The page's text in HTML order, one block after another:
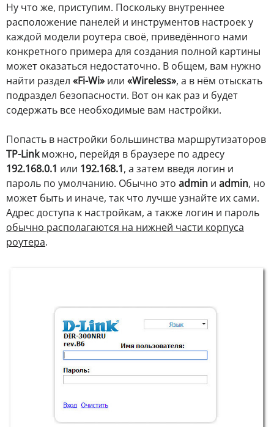
Ну что же, приступим. Поскольку внутреннее
расположение панелей и инструментов настроек у
каждой модели роутера своё, приведённого нами
конкретного примера для создания полной картины
может оказаться недостаточно. В общем, вам нужно
найти раздел «Fi-Wi» или «Wireless», а в нём отыскать
подраздел безопасности. Вот он как раз и будет
содержать все необходимые вам настройки.
Попасть в настройки большинства маршрутизаторов
TP-Linkможно, перейдя в браузере по адресу
192.168.0.1 или 192.168.1, а затем введя логин и
пароль по умолчанию. Обычно это admin и admin, но
может быть и иначе, так что лучше узнайте их сами.
Адрес доступа к настройкам, а также логин и пароль
обычно располагаются на нижней части корпуса
роутера.